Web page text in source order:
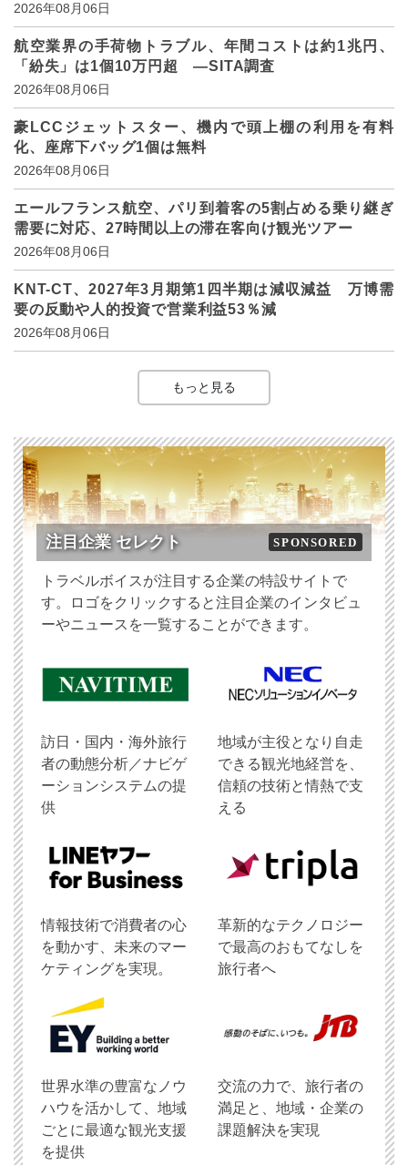
2026年08月06日
航空業界の手荷物トラブル、年間コストは約1兆円、
「紛失」は1個10万円超 ―SITA調査
2026年08月06日
豪LCCジェットスター、機内で頭上棚の利用を有料
化、座席下バッグ1個は無料
2026年08月06日
エールフランス航空、パリ到着客の5割占める乗り継ぎ
需要に対応、27時間以上の滞在客向け観光ツアー
2026年08月06日
KNT-CT、2027年3月期第1四半期は減収減益 万博需
要の反動や人的投資で営業利益53％減
2026年08月06日
もっと見る
注目企業 セレクト SPONSORED
トラベルボイスが注目する企業の特設サイトで
す。ロゴをクリックすると注目企業のインタビュ
ーやニュースを一覧することができます。
訪日・国内・海外旅行
者の動態分析／ナビゲ
ーションシステムの提
供
地域が主役となり自走
できる観光地経営を、
信頼の技術と情熱で支
える
情報技術で消費者の心
を動かす、未来のマー
ケティングを実現。
革新的なテクノロジー
で最高のおもてなしを
旅行者へ
世界水準の豊富なノウ
ハウを活かして、地域
ごとに最適な観光支援
を提供
交流の力で、旅行者の
満足と、地域・企業の
課題解決を実現